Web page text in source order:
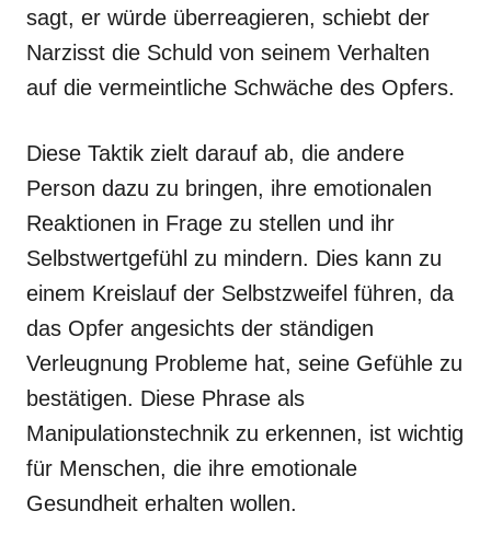
sagt, er würde überreagieren, schiebt der
Narzisst die Schuld von seinem Verhalten
auf die vermeintliche Schwäche des Opfers.
Diese Taktik zielt darauf ab, die andere
Person dazu zu bringen, ihre emotionalen
Reaktionen in Frage zu stellen und ihr
Selbstwertgefühl zu mindern. Dies kann zu
einem Kreislauf der Selbstzweifel führen, da
das Opfer angesichts der ständigen
Verleugnung Probleme hat, seine Gefühle zu
bestätigen. Diese Phrase als
Manipulationstechnik zu erkennen, ist wichtig
für Menschen, die ihre emotionale
Gesundheit erhalten wollen.